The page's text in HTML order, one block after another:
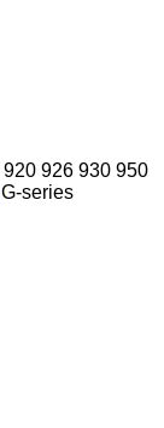
920 926 930 950
G-series